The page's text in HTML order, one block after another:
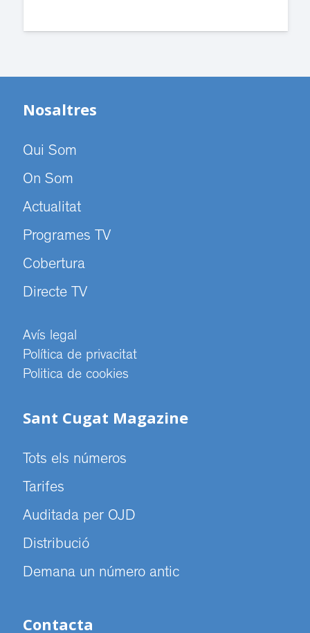
Nosaltres
Qui Som
On Som
Actualitat
Programes TV
Cobertura
Directe TV
Avís legal
Política de privacitat
Politica de cookies
Sant Cugat Magazine
Tots els números
Tarifes
Auditada per OJD
Distribució
Demana un número antic
Contacta